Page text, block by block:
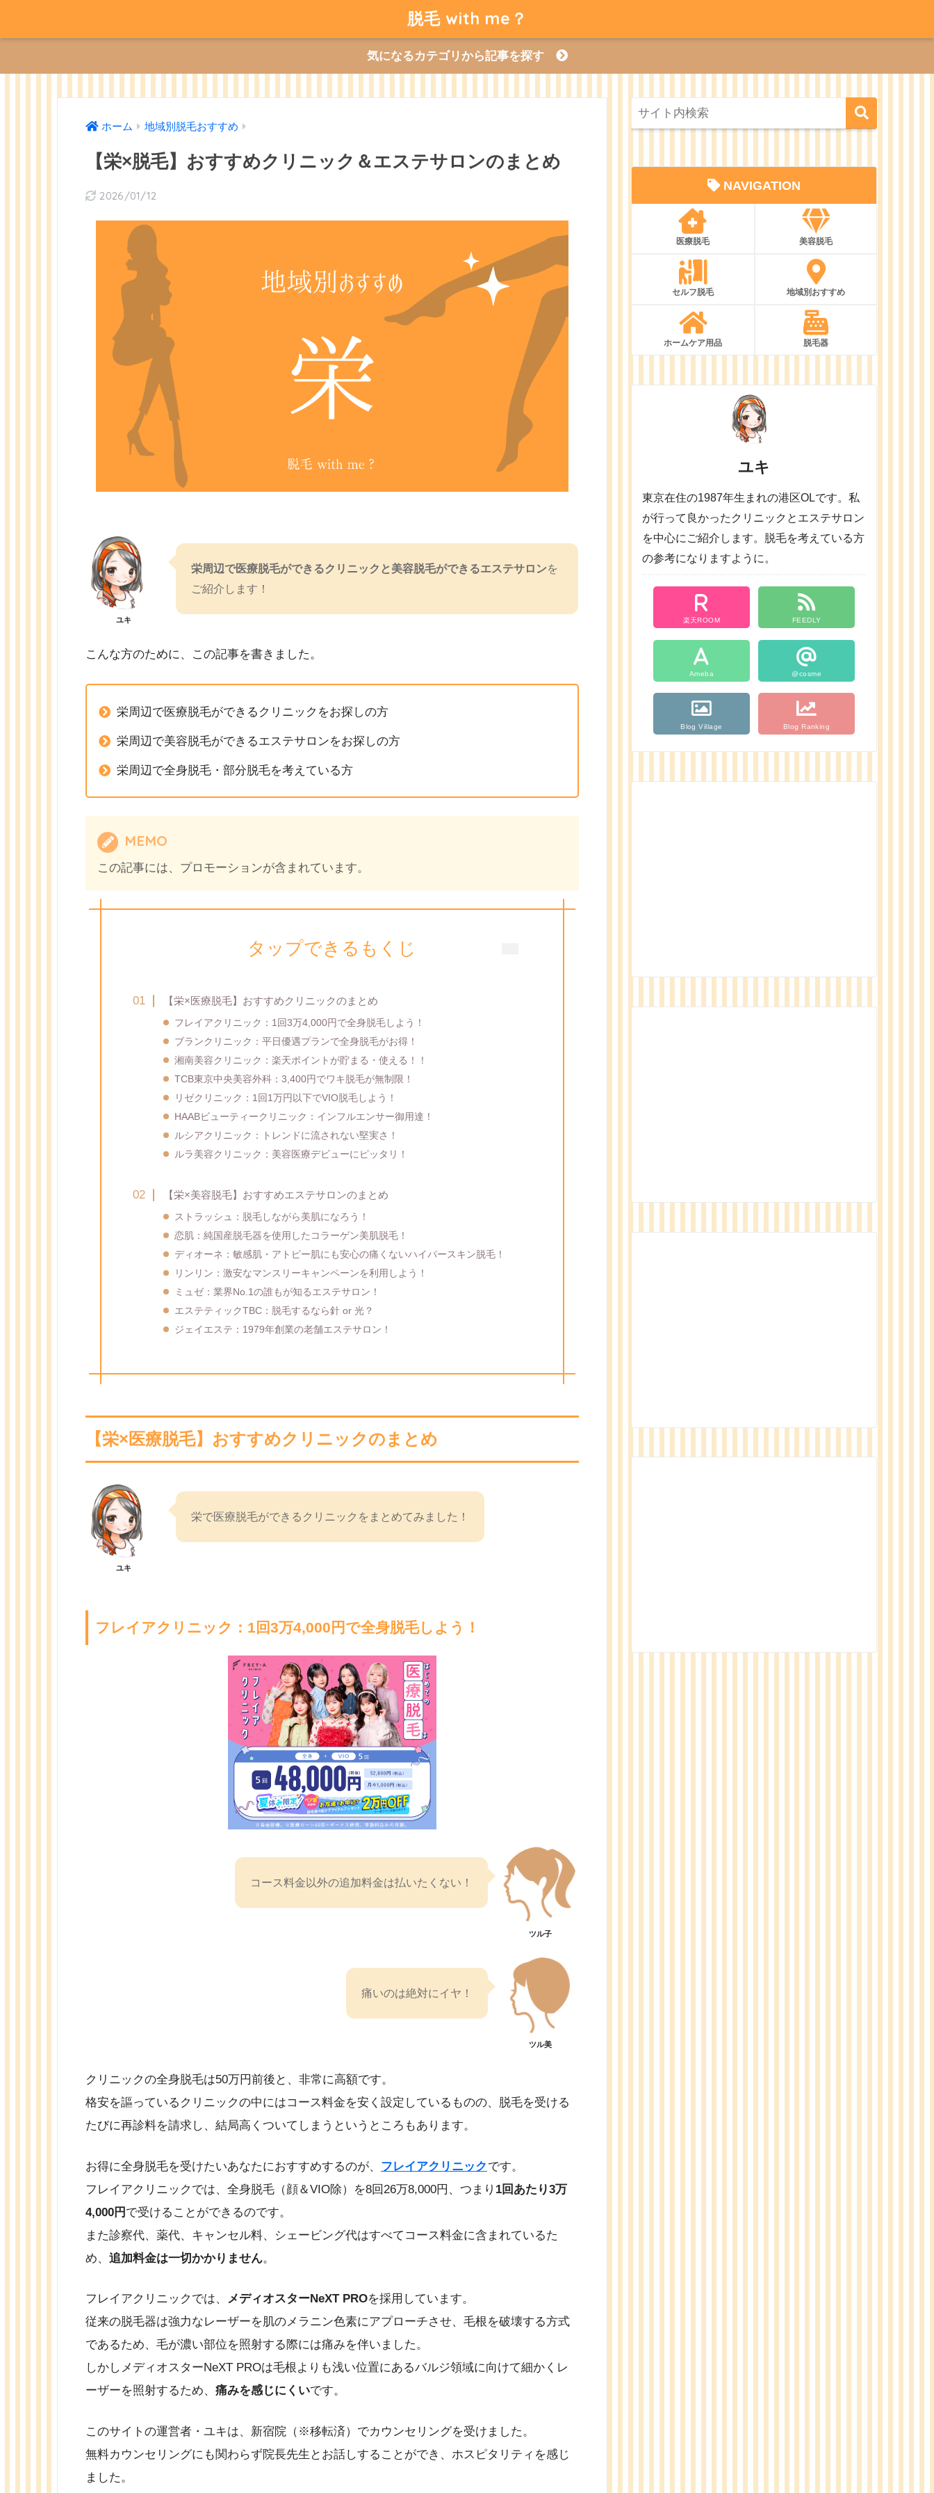
脱毛 with me？
気になるカテゴリから記事を探す
ホーム 地域別脱毛おすすめ
【栄×脱毛】おすすめクリニック＆エステサロンのまとめ
2026/01/12
ユキ
栄周辺で医療脱毛ができるクリニックと美容脱毛ができるエステサロンを
ご紹介します！
こんな方のために、この記事を書きました。
栄周辺で医療脱毛ができるクリニックをお探しの方
栄周辺で美容脱毛ができるエステサロンをお探しの方
栄周辺で全身脱毛・部分脱毛を考えている方
MEMO
この記事には、プロモーションが含まれています。
タップできるもくじ
【栄×医療脱毛】おすすめクリニックのまとめ
フレイアクリニック：1回3万4,000円で全身脱毛しよう！
ブランクリニック：平日優遇プランで全身脱毛がお得！
湘南美容クリニック：楽天ポイントが貯まる・使える！！
TCB東京中央美容外科：3,400円でワキ脱毛が無制限！
リゼクリニック：1回1万円以下でVIO脱毛しよう！
HAABビューティークリニック：インフルエンサー御用達！
ルシアクリニック：トレンドに流されない堅実さ！
ルラ美容クリニック：美容医療デビューにピッタリ！
【栄×美容脱毛】おすすめエステサロンのまとめ
ストラッシュ：脱毛しながら美肌になろう！
恋肌：純国産脱毛器を使用したコラーゲン美肌脱毛！
ディオーネ：敏感肌・アトピー肌にも安心の痛くないハイパースキン脱毛！
リンリン：激安なマンスリーキャンペーンを利用しよう！
ミュゼ：業界No.1の誰もが知るエステサロン！
エステティックTBC：脱毛するなら針 or 光？
ジェイエステ：1979年創業の老舗エステサロン！
【栄×医療脱毛】おすすめクリニックのまとめ
ユキ
栄で医療脱毛ができるクリニックをまとめてみました！
フレイアクリニック：1回3万4,000円で全身脱毛しよう！
コース料金以外の追加料金は払いたくない！
ツル子
痛いのは絶対にイヤ！
ツル美
クリニックの全身脱毛は50万円前後と、非常に高額です。
格安を謳っているクリニックの中にはコース料金を安く設定しているものの、脱毛を受ける
たびに再診料を請求し、結局高くついてしまうというところもあります。
お得に全身脱毛を受けたいあなたにおすすめするのが、 フレイアクリニック です。
フレイアクリニックでは、全身脱毛（顔＆VIO除）を8回26万8,000円、つまり 1回あたり3万
4,000円 で受けることができるのです。
また診察代、薬代、キャンセル料、シェービング代はすべてコース料金に含まれているた
め、 追加料金は一切かかりません。
フレイアクリニックでは、 メディオスターNeXT PROを採用しています。
従来の脱毛器は強力なレーザーを肌のメラニン色素にアプローチさせ、毛根を破壊する方式
であるため、毛が濃い部位を照射する際には痛みを伴いました。
しかしメディオスターNeXT PROは毛根よりも浅い位置にあるバルジ領域に向けて細かくレ
ーザーを照射するため、 痛みを感じにくいです。
このサイトの運営者・ユキは、新宿院（※移転済）でカウンセリングを受けました。
無料カウンセリングにも関わらず院長先生とお話しすることができ、ホスピタリティを感じ
ました。
NAVIGATION
医療脱毛 美容脱毛
セルフ脱毛 地域別おすすめ
ホームケア用品 脱毛器
ユキ
東京在住の1987年生まれの港区OLです。私
が行って良かったクリニックとエステサロン
を中心にご紹介します。脱毛を考えている方
の参考になりますように。
楽天ROOM FEEDLY
Ameba @cosme
Blog Village Blog Ranking